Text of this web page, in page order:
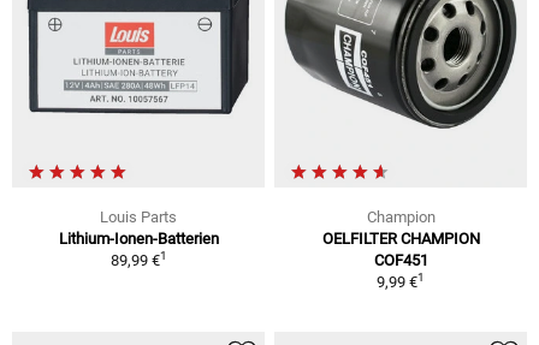
Louis Parts
Lithium-Ionen-Batterien
89,99 €1
Champion
OELFILTER CHAMPION
COF451
9,99 €1